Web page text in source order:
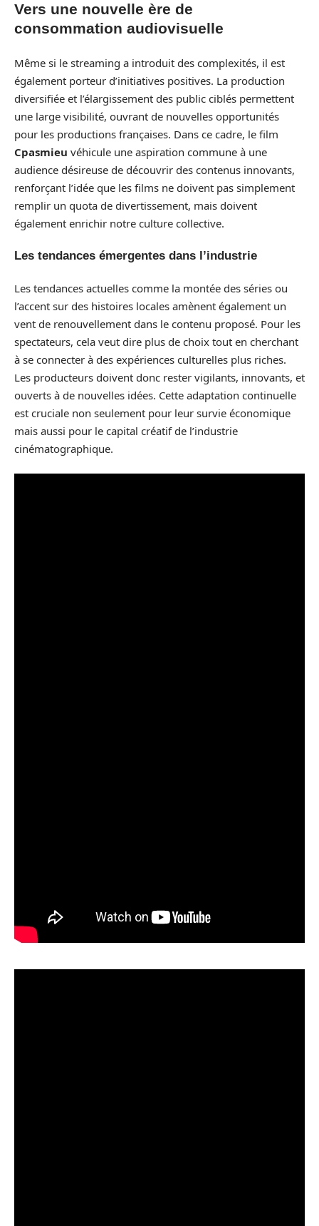
Vers une nouvelle ère de
consommation audiovisuelle
Même si le streaming a introduit des complexités, il est
également porteur d’initiatives positives. La production
diversifiée et l’élargissement des public ciblés permettent
une large visibilité, ouvrant de nouvelles opportunités
pour les productions françaises. Dans ce cadre, le film
Cpasmieu véhicule une aspiration commune à une
audience désireuse de découvrir des contenus innovants,
renforçant l’idée que les films ne doivent pas simplement
remplir un quota de divertissement, mais doivent
également enrichir notre culture collective.
Les tendances émergentes dans l’industrie
Les tendances actuelles comme la montée des séries ou
l’accent sur des histoires locales amènent également un
vent de renouvellement dans le contenu proposé. Pour les
spectateurs, cela veut dire plus de choix tout en cherchant
à se connecter à des expériences culturelles plus riches.
Les producteurs doivent donc rester vigilants, innovants, et
ouverts à de nouvelles idées. Cette adaptation continuelle
est cruciale non seulement pour leur survie économique
mais aussi pour le capital créatif de l’industrie
cinématographique.